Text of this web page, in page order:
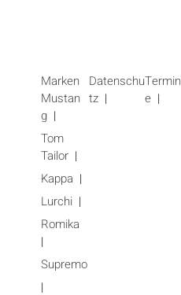
Marken
Mustan
g
Tom
Tailor
Kappa
Lurchi
Romika
Supremo
Datenschu
tz
Termin
e